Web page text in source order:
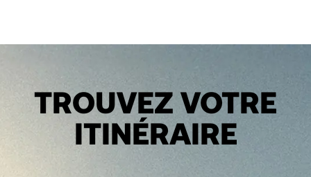
TROUVEZ VOTRE
ITINÉRAIRE